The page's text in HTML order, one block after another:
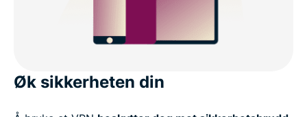
Øk sikkerheten din